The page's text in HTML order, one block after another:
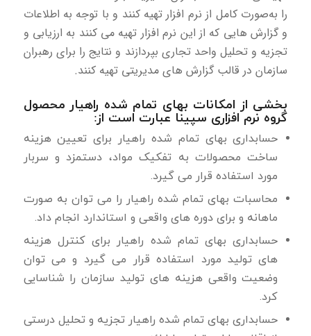
را به‌صورت کامل از نرم افزار تهیه کنند و با توجه به اطلاعات
و گزارش هایی که از این نرم افزار تهیه می کنند به ارزیابی و
تجزیه و تحلیل واحد تجاری بپردازند و نتایج را برای رهبران
سازمان در قالب گزارش های مدیریتی تهیه کنند.
بخشی از امکانات بهای تمام شده راهیار محصول
گروه نرم افزاری سپینا عبارت است از:
حسابداری بهای تمام شده راهیار برای تعیین هزینه
ساخت محصولات به تفکیک مواد، دستمزد و سربار
مورد استفاده قرار می گیرد.
محاسبات بهای تمام شده راهیار را می توان به صورت
ماهانه و برای دوره های واقعی و استاندارد انجام داد.
حسابداری بهای تمام شده راهیار برای کنترل هزینه
های تولید مورد استفاده قرار می گیرد و می توان
وضعیت واقعی هزینه های تولید سازمان را شناسایی
کرد.
حسابداری بهای تمام شده راهیار تجزیه و تحلیل درستی